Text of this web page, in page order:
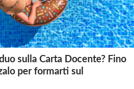
sulla Carta Docente? Fino
per formarti sul